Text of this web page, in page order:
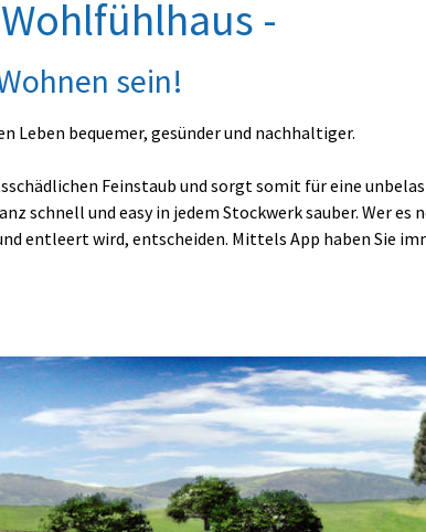
-
sein!
Leben bequemer, gesünder und nachhaltiger.
Feinstaub und sorgt somit für eine
schnell und easy in jedem Stockwerk sauber. Wer es
entleert wird, entscheiden. Mittels App haben Sie